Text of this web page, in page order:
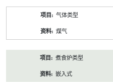
气体类型
煤气
煮食炉类型
嵌入式